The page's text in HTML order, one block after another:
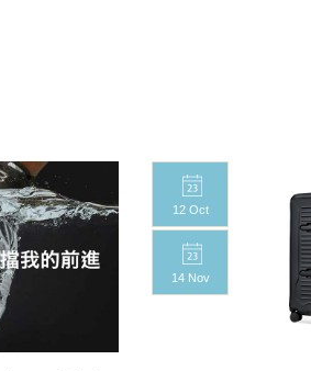
12 Oct
14 Nov